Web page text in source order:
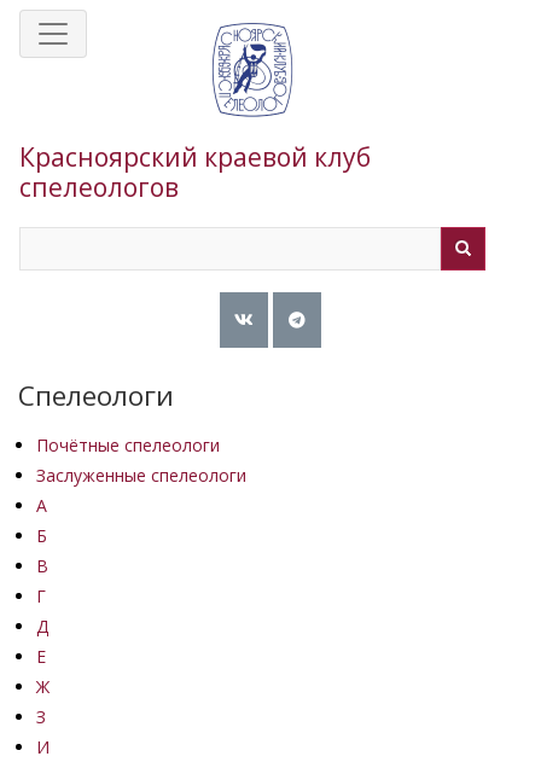
Перейти
Красноярский краевой клуб
спелеологов
Спелеологи
Почётные спелеологи
Заслуженные спелеологи
А
Б
В
Г
Д
Е
Ж
З
И